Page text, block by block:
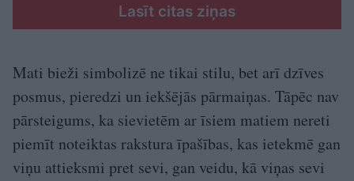
Lasīt citas ziņas
Mati bieži simbolizē ne tikai stilu, bet arī dzīves
posmus, pieredzi un iekšējās pārmaiņas. Tāpēc nav
pārsteigums, ka sievietēm ar īsiem matiem nereti
piemīt noteiktas rakstura īpašības, kas ietekmē gan
viņu attieksmi pret sevi, gan veidu, kā viņas sevi